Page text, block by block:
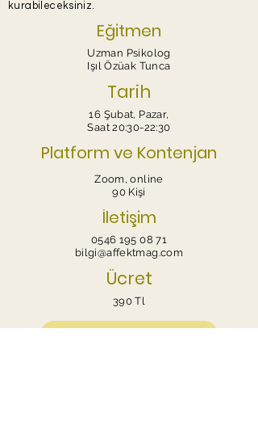
kurabileceksiniz.
Eğitmen
Uzman Psikolog
Işıl Özüak Tunca
Tarih
16 Şubat, Pazar,
Saat 20:30-22:30
Platform ve Kontenjan
Zoom, online
90 Kişi
İletişim
0546 195 08 71
bilgi@affektmag.com
Ücret
390 Tl